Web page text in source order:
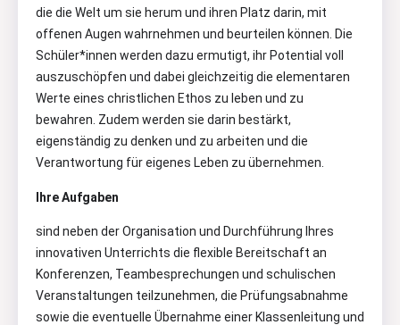
die die Welt um sie herum und ihren Platz darin, mit
offenen Augen wahrnehmen und beurteilen können. Die
Schüler*innen werden dazu ermutigt, ihr Potential voll
auszuschöpfen und dabei gleichzeitig die elementaren
Werte eines christlichen Ethos zu leben und zu
bewahren. Zudem werden sie darin bestärkt,
eigenständig zu denken und zu arbeiten und die
Verantwortung für eigenes Leben zu übernehmen.
Ihre Aufgaben
sind neben der Organisation und Durchführung Ihres
innovativen Unterrichts die flexible Bereitschaft an
Konferenzen, Teambesprechungen und schulischen
Veranstaltungen teilzunehmen, die Prüfungsabnahme
sowie die eventuelle Übernahme einer Klassenleitung und